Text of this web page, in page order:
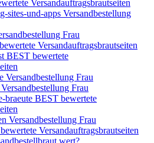
Versandauftragsbrautseiten
sites-und-apps Versandbestellung
Frau
Versandauftragsbrautseiten
BEST bewertete
Versandbestellung Frau
Frau
braeute BEST bewertete
Versandbestellung Frau
Versandauftragsbrautseiten
wert?